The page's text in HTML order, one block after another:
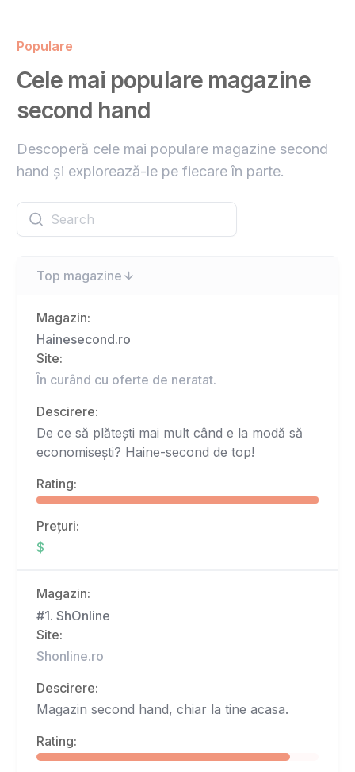
Populare
Cele mai populare magazine
second hand
Descoperă cele mai populare magazine second
hand și explorează-le pe fiecare în parte.
Top magazine
Magazin:
Hainesecond.ro
Site:
În curând cu oferte de neratat.
Descirere:
De ce să plătești mai mult când e la modă să
economisești? Haine-second de top!
Rating:
Prețuri:
$
Magazin:
#1. ShOnline
Site:
Shonline.ro
Descirere:
Magazin second hand, chiar la tine acasa.
Rating: